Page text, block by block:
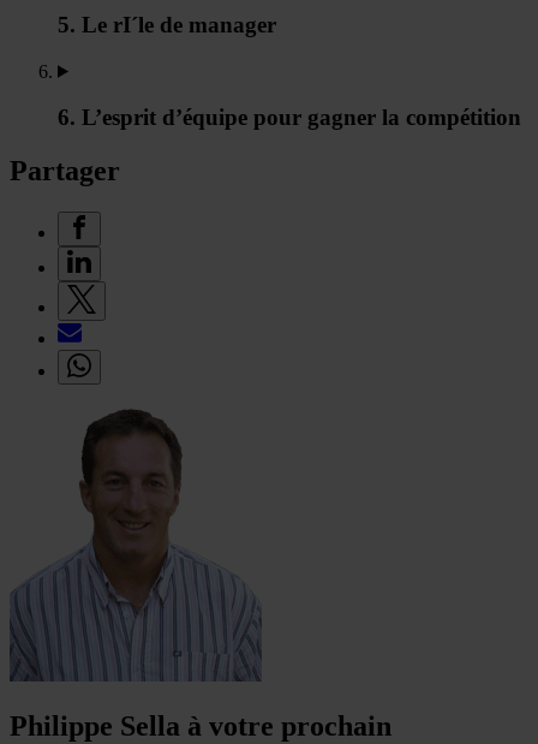
5. Le rI´le de manager
6. L’esprit d’équipe pour gagner la compétition
Partager
Philippe Sella à votre prochain